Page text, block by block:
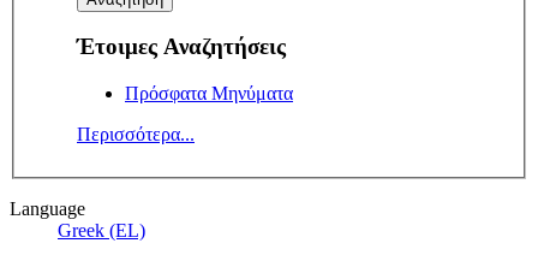
Έτοιμες Αναζητήσεις
Πρόσφατα Μηνύματα
Περισσότερα...
Language
Greek (EL)